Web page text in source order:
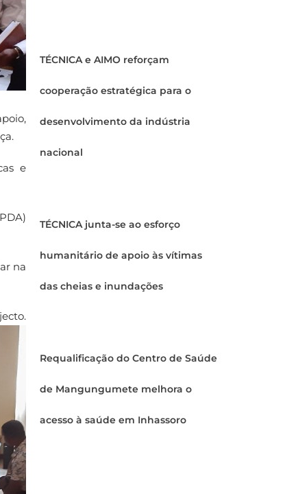
e
na
TÉCNICA e AIMO reforçam
cooperação estratégica para o
desenvolvimento da indústria
nacional
TÉCNICA junta-se ao esforço
humanitário de apoio às vítimas
das cheias e inundações
Requalificação do Centro de Saúde
de Mangungumete melhora o
acesso à saúde em Inhassoro